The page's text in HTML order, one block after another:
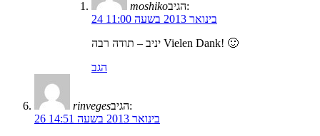
moshiko
הגיב:
24 בינואר 2013 בשעה 11:00
יניב – תודה רבה Vielen Dank! 🙂
הגב
rinveges
הגיב:
26 בינואר 2013 בשעה 14:51